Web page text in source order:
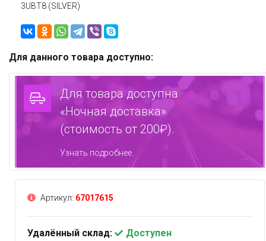
3UBT8 (SILVER)
Для данного товара доступно:
Для товара доступна
«Ночная доставка»
(стоимость от 200₽).
Узнать подробнее.
Артикул: 67017615
Удалённый склад:
Доступен